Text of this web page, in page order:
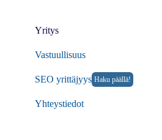
Yritys
Vastuullisuus
SEO yrittäjyys Haku päällä!
Yhteystiedot